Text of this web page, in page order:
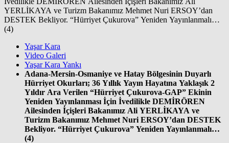
Yaşar Kara
Video Galeri
Yaşar Kara Yankı
Adana-Mersin-Osmaniye ve Hatay Bölgesinin Duyarlı
Hürriyet Okurları; 36 Yıllık Yayın Hayatına Yaklaşık 2
Yıldır Ara Verilen “Hürriyet Çukurova-GAP” Ekinin
Yeniden Yayınlanması İçin İvedilikle DEMİRÖREN
Ailesinden İçişleri Bakanımız Ali YERLİKAYA ve
Turizm Bakanımız Mehmet Nuri ERSOY’dan DESTEK
Bekliyor. “Hürriyet Çukurova” Yeniden Yayınlanmalı…
(4)